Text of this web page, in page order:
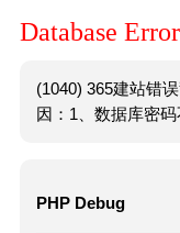
Database Error
(1040) 365建站错
因：1、数据库密码
PHP Debug